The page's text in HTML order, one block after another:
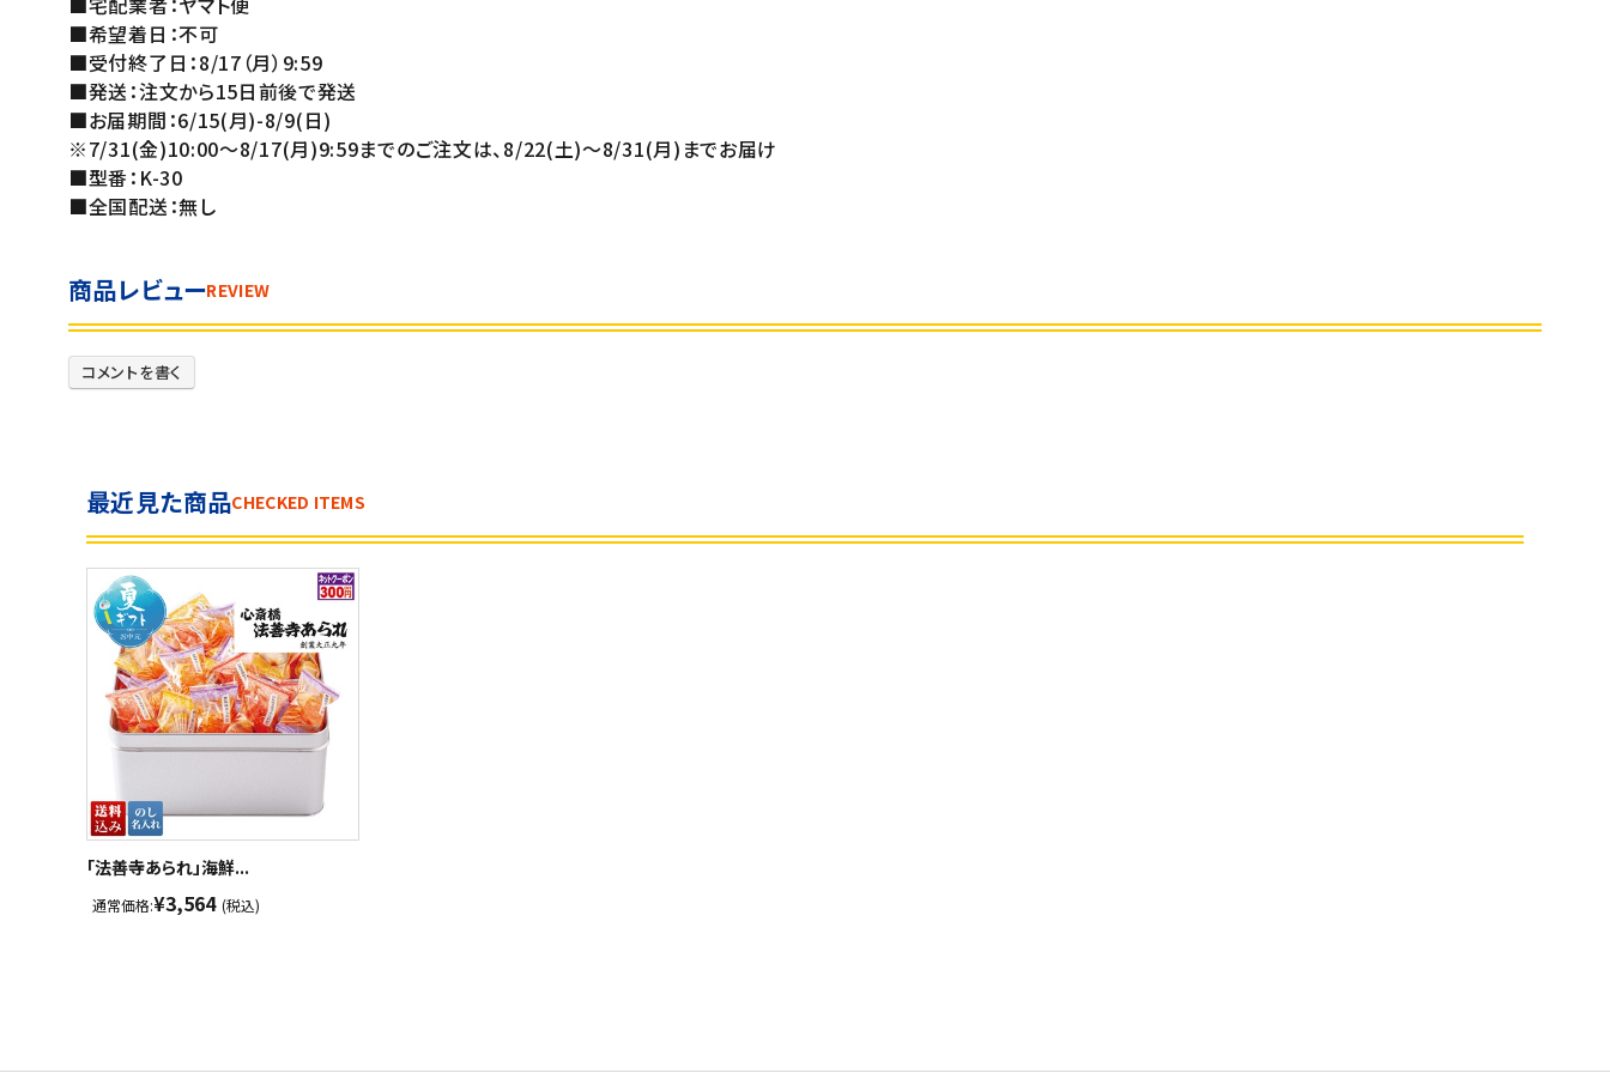
■希望着日：不可
■受付終了日：8/17（月）9:59
■発送：注文から15日前後で発送
■お届期間：6/15(月)-8/9(日)
※7/31(金)10:00～8/17(月)9:59までのご注文は、8/22(土)～8/31(月)までお届け
■型番：K-30
■全国配送：無し
商品レビューREVIEW
コメントを書く
最近見た商品CHECKED ITEMS
「法善寺あられ」海鮮...
通常価格:¥3,564 (税込)